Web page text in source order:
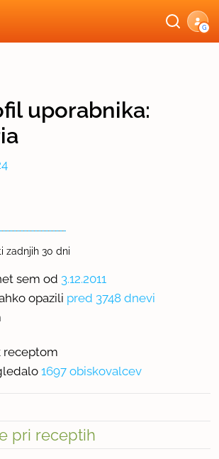
G
uporabnika:
zadnjih 30 dni
sem od 3.12.2011
opazili pred 3748 dnevi
receptom
1697 obiskovalcev
pri receptih